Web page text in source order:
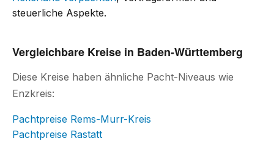
steuerliche Aspekte.
Vergleichbare Kreise in Baden-Württemberg
Diese Kreise haben ähnliche Pacht-Niveaus wie
Enzkreis:
Pachtpreise Rems-Murr-Kreis
Pachtpreise Rastatt